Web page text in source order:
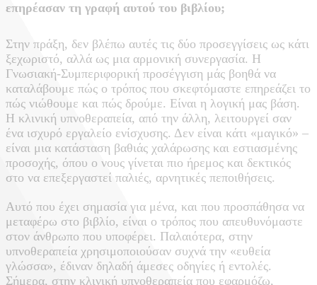
επηρέασαν τη γραφή αυτού του βιβλίου;
Στην πράξη, δεν βλέπω αυτές τις δύο προσεγγίσεις ως κάτι
ξεχωριστό, αλλά ως μια αρμονική συνεργασία. Η
Γνωσιακή-Συμπεριφορική προσέγγιση μάς βοηθά να
καταλάβουμε πώς ο τρόπος που σκεφτόμαστε επηρεάζει το
πώς νιώθουμε και πώς δρούμε. Είναι η λογική μας βάση.
Η κλινική υπνοθεραπεία, από την άλλη, λειτουργεί σαν
ένα ισχυρό εργαλείο ενίσχυσης. Δεν είναι κάτι «μαγικό» –
είναι μια κατάσταση βαθιάς χαλάρωσης και εστιασμένης
προσοχής, όπου ο νους γίνεται πιο ήρεμος και δεκτικός
στο να επεξεργαστεί παλιές, αρνητικές πεποιθήσεις.
Αυτό που έχει σημασία για μένα, και που προσπάθησα να
μεταφέρω στο βιβλίο, είναι ο τρόπος που απευθυνόμαστε
στον άνθρωπο που υποφέρει. Παλαιότερα, στην
υπνοθεραπεία χρησιμοποιούσαν συχνά την «ευθεία
γλώσσα», έδιναν δηλαδή άμεσες οδηγίες ή εντολές.
Σήμερα, στην κλινική υπνοθεραπεία που εφαρμόζω,